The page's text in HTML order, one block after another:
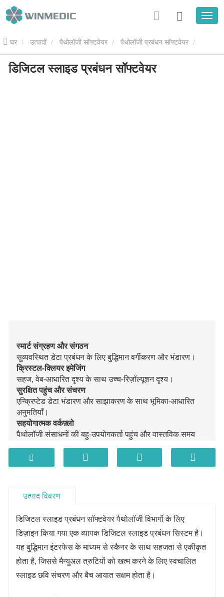
घर उत्पादों पैथोलॉजी सॉफ्टवेयर पैथोलॉजी प्रबंधन सॉफ्टवेयर
डिजिटल स्लाइड प्रबंधन सॉफ्टवेयर
डिजिटल स्लाइड प्रबंधन सॉफ्टवेयर
स्मार्ट संग्रहण और संगठन
सुव्यवस्थित डेटा प्रबंधन के लिए बुद्धिमान वर्गीकरण और भंडारण।
क्रिस्टल-क्लियर इमेजिंग
सहज, वेब-आधारित दृश्य के साथ उच्च-रिज़ॉल्यूशन दृश्य।
सुरक्षित पहुंच और संचरण
एन्क्रिप्टेड डेटा भंडारण और साझाकरण के साथ भूमिका-आधारित
अनुमतियाँ।
सहयोगात्मक वर्कफ़्लो
पैथोलॉजी संसाधनों की बहु-उपयोगकर्ता पहुंच और वास्तविक समय
उत्पाद विवरण
डिजिटल स्लाइड प्रबंधन सॉफ्टवेयर पैथोलॉजी विभागों के लिए
डिज़ाइन किया गया एक व्यापक डिजिटल स्लाइड प्रबंधन सिस्टम है।
यह बुद्धिमान इंटरफेस के माध्यम से स्कैनर के साथ सहजता से एकीकृत
होता है, जिससे मैन्युअल त्रुटियों को खत्म करने के लिए स्वचालित
स्लाइड छवि संचरण और बैच आयात सक्षम होता है।